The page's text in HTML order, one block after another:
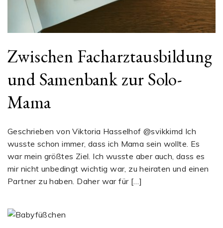
Zwischen Facharztausbildung
und Samenbank zur Solo-
Mama
Geschrieben von Viktoria Hasselhof @svikkimd Ich
wusste schon immer, dass ich Mama sein wollte. Es
war mein größtes Ziel. Ich wusste aber auch, dass es
mir nicht unbedingt wichtig war, zu heiraten und einen
Partner zu haben. Daher war für […]